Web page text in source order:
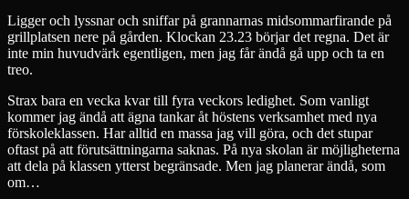
Ligger och lyssnar och sniffar på grannarnas midsommarfirande på
grillplatsen nere på gården. Klockan 23.23 börjar det regna. Det är
inte min huvudvärk egentligen, men jag får ändå gå upp och ta en
treo.
Strax bara en vecka kvar till fyra veckors ledighet. Som vanligt
kommer jag ändå att ägna tankar åt höstens verksamhet med nya
förskoleklassen. Har alltid en massa jag vill göra, och det stupar
oftast på att förutsättningarna saknas. På nya skolan är möjligheterna
att dela på klassen ytterst begränsade. Men jag planerar ändå, som
om…